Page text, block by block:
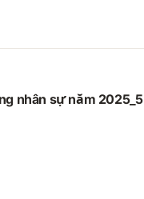
nhân sự năm 2025_5